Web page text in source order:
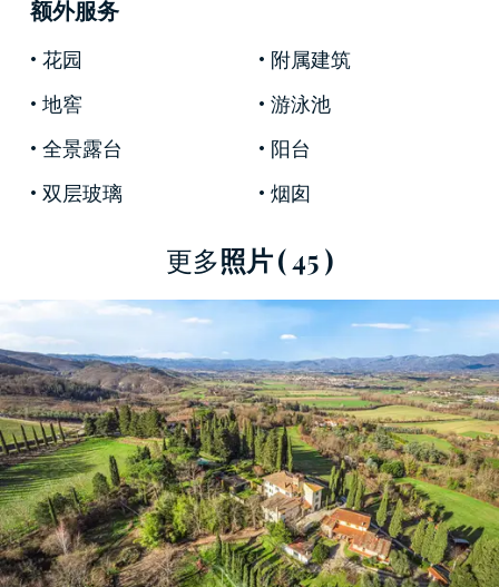
建築，為客人或活動提供多功能性和空間。主別
墅面積為 600 平方米，以其經典的矩形結構為特
色，分佈在三層樓上，每層樓的特點都是質樸與
現代元素之間的平衡。經過精心修復，它保留了
托斯卡納莊嚴別墅的獨特特徵：橫樑和格子天花
一樓通往歷史悠久的別墅的主入口，通往帶壁爐
的優雅客廳。這通往另一間帶古董壁爐和陽台的
客廳，然後通往帶有相鄰主廚房的餐廳，最後通
往一間可通往花園的臥室。一樓包括六間臥室和
一間儲藏室，俯瞰著明亮通風的綠色山丘。地下
室包括兩間臥室、一間小酒館、兩間浴室、一間
餐廳和一個雙入口。下層設有一間獨立的公寓，
具有獨特的鄉村魅力，設有帶壁爐的客廳、廚房
和兩間臥室。別墅並不孤立，確保和平、安寧和
隱私。
额外服务
花园
附属建筑
地窖
游泳池
全景露台
阳台
双层玻璃
烟囱
更多照片( 45 )